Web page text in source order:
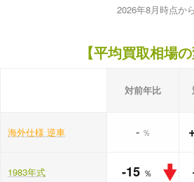
2026年8月時点から
【平均買取相場の
対前年比
海外仕様 逆車 - ％
1983年式 -15 ％